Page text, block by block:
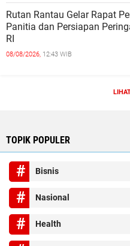
Rutan Rantau Gelar Rapat
Panitia dan Persiapan
RI
08/08/2026, 12:43 WIB
TOPIK POPULER
Bisnis
Nasional
Health